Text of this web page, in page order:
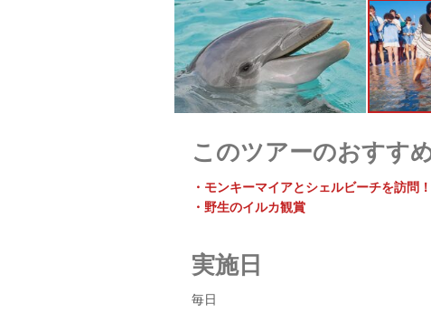
このツアーのおすす
・モンキーマイアとシェルビーチを訪問！
・野生のイルカ観賞
実施日
毎日